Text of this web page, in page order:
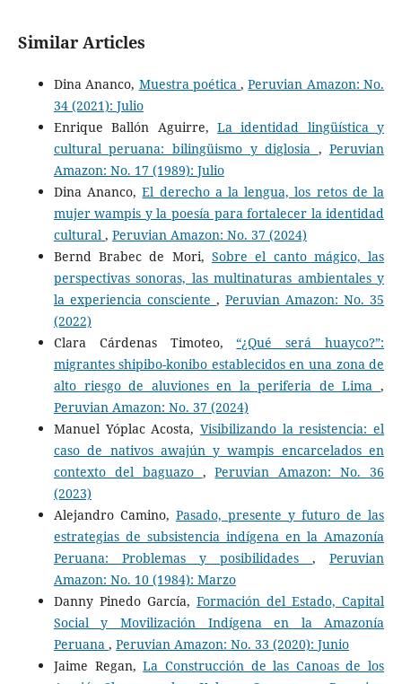
Similar Articles
Dina Ananco, Muestra poética,Peruvian Amazon: No.
34 (2021): Julio
Enrique Ballón Aguirre, La identidad lingüística y
cultural peruana: bilingüismo y diglosia ,Peruvian
Amazon: No. 17 (1989): Julio
Dina Ananco,El derecho a la lengua, los retos de la
mujer wampis y la poesía para fortalecer la identidad
cultural , Peruvian Amazon: No. 37 (2024)
Bernd Brabec de Mori, Sobre el canto mágico, las
perspectivas sonoras, las multinaturas ambientales y
la experiencia consciente ,Peruvian Amazon: No. 35
(2022)
Clara Cárdenas Timoteo,“¿Qué será huayco?”:
migrantes shipibo-konibo establecidos en una zona de
alto riesgo de aluviones en la periferia de Lima,
Peruvian Amazon: No. 37 (2024)
Manuel Yóplac Acosta, Visibilizando la resistencia: el
caso de nativos awajún y wampis encarcelados en
contexto del baguazo ,Peruvian Amazon: No. 36
(2023)
Alejandro Camino, Pasado, presente y futuro de las
estrategias de subsistencia indígena en la Amazonía
Peruana: Problemas y posibilidades,Peruvian
Amazon: No. 10 (1984): Marzo
Danny Pinedo García, Formación del Estado, Capital
Social y Movilización Indígena en la Amazonía
Peruana , Peruvian Amazon: No. 33 (2020): Junio
Jaime Regan,La Construcción de las Canoas de los